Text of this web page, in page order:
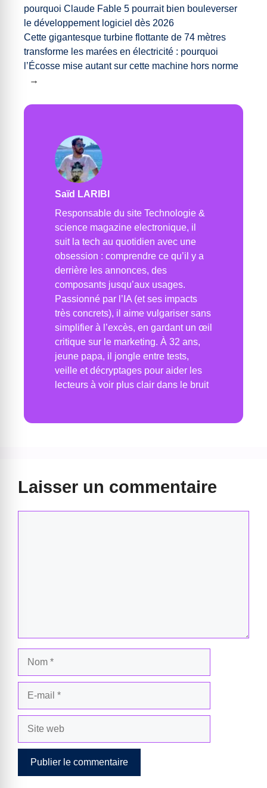
pourquoi Claude Fable 5 pourrait bien bouleverser
le développement logiciel dès 2026
Cette gigantesque turbine flottante de 74 mètres
transforme les marées en électricité : pourquoi
l’Écosse mise autant sur cette machine hors norme
→
Saïd LARIBI
Responsable du site Technologie &
science magazine electronique, il
suit la tech au quotidien avec une
obsession : comprendre ce qu’il y a
derrière les annonces, des
composants jusqu’aux usages.
Passionné par l’IA (et ses impacts
très concrets), il aime vulgariser sans
simplifier à l’excès, en gardant un œil
critique sur le marketing. À 32 ans,
jeune papa, il jongle entre tests,
veille et décryptages pour aider les
lecteurs à voir plus clair dans le bruit
Laisser un commentaire